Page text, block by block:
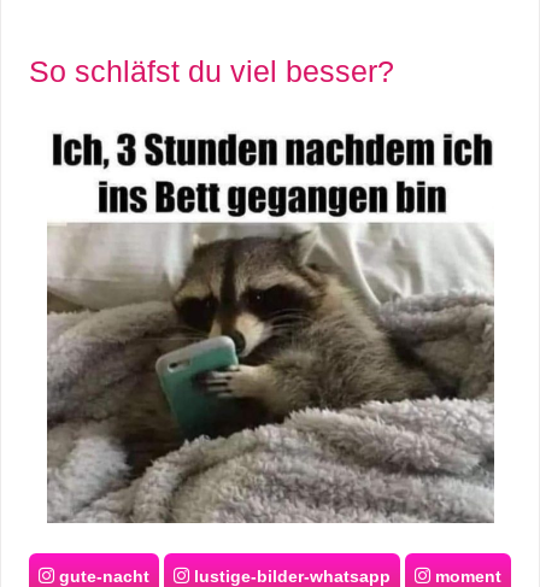
So schläfst du viel besser?
gute-nacht lustige-bilder-whatsapp moment